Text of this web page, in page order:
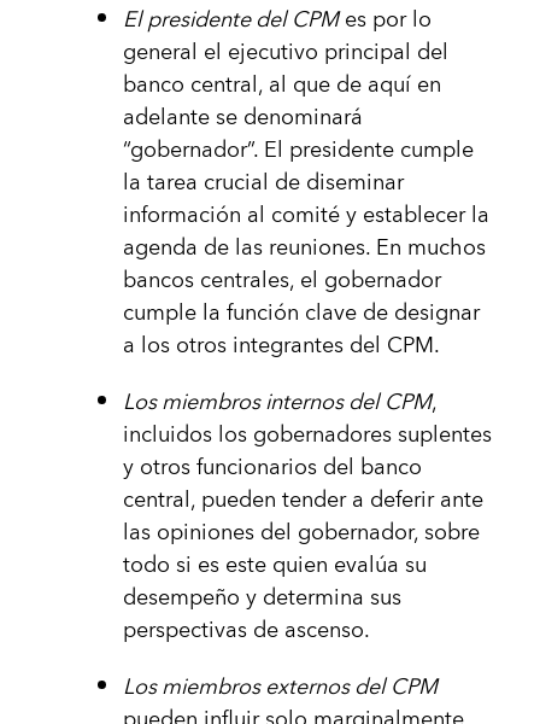
El presidente del CPMes por lo
general el ejecutivo principal del
banco central, al que de aquí en
adelante se denominará
“gobernador”. El presidente cumple
la tarea crucial de diseminar
información al comité y establecer la
agenda de las reuniones. En muchos
bancos centrales, el gobernador
cumple la función clave de designar
a los otros integrantes del CPM.
Los miembros internos del CPM,
incluidos los gobernadores suplentes
y otros funcionarios del banco
central, pueden tender a deferir ante
las opiniones del gobernador, sobre
todo si es este quien evalúa su
desempeño y determina sus
perspectivas de ascenso.
Los miembros externos del CPM